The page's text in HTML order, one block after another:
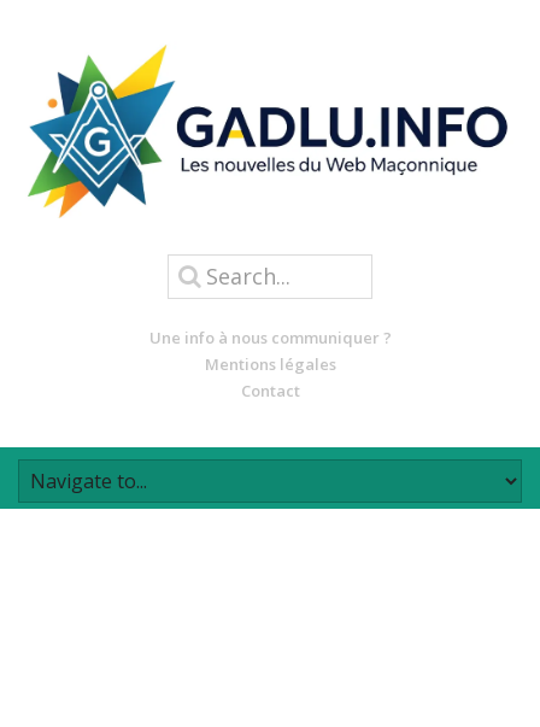
Une info à nous communiquer ?
Mentions légales
Contact